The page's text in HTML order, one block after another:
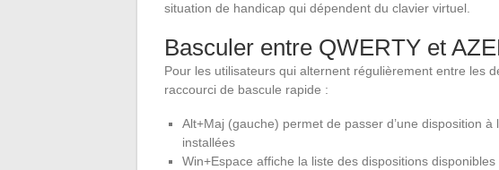
situation de handicap qui dépendent du clavier virtuel.
Basculer entre QWERTY et
Pour les utilisateurs qui alternent régulièrement entre les
raccourci de bascule rapide :
Alt+Maj (gauche) permet de passer d’une disposition
installées
Win+Espace affiche la liste des dispositions